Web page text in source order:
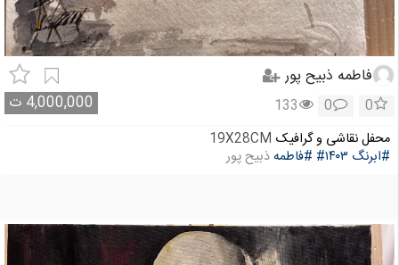
فاطمه ذبیح پور
4,000,000 ت 0
0
133
محفل نقاشی و گرافیک 19X28CM
#ابرنگ #۱۴۰۳ #فاطمهذبیح پور